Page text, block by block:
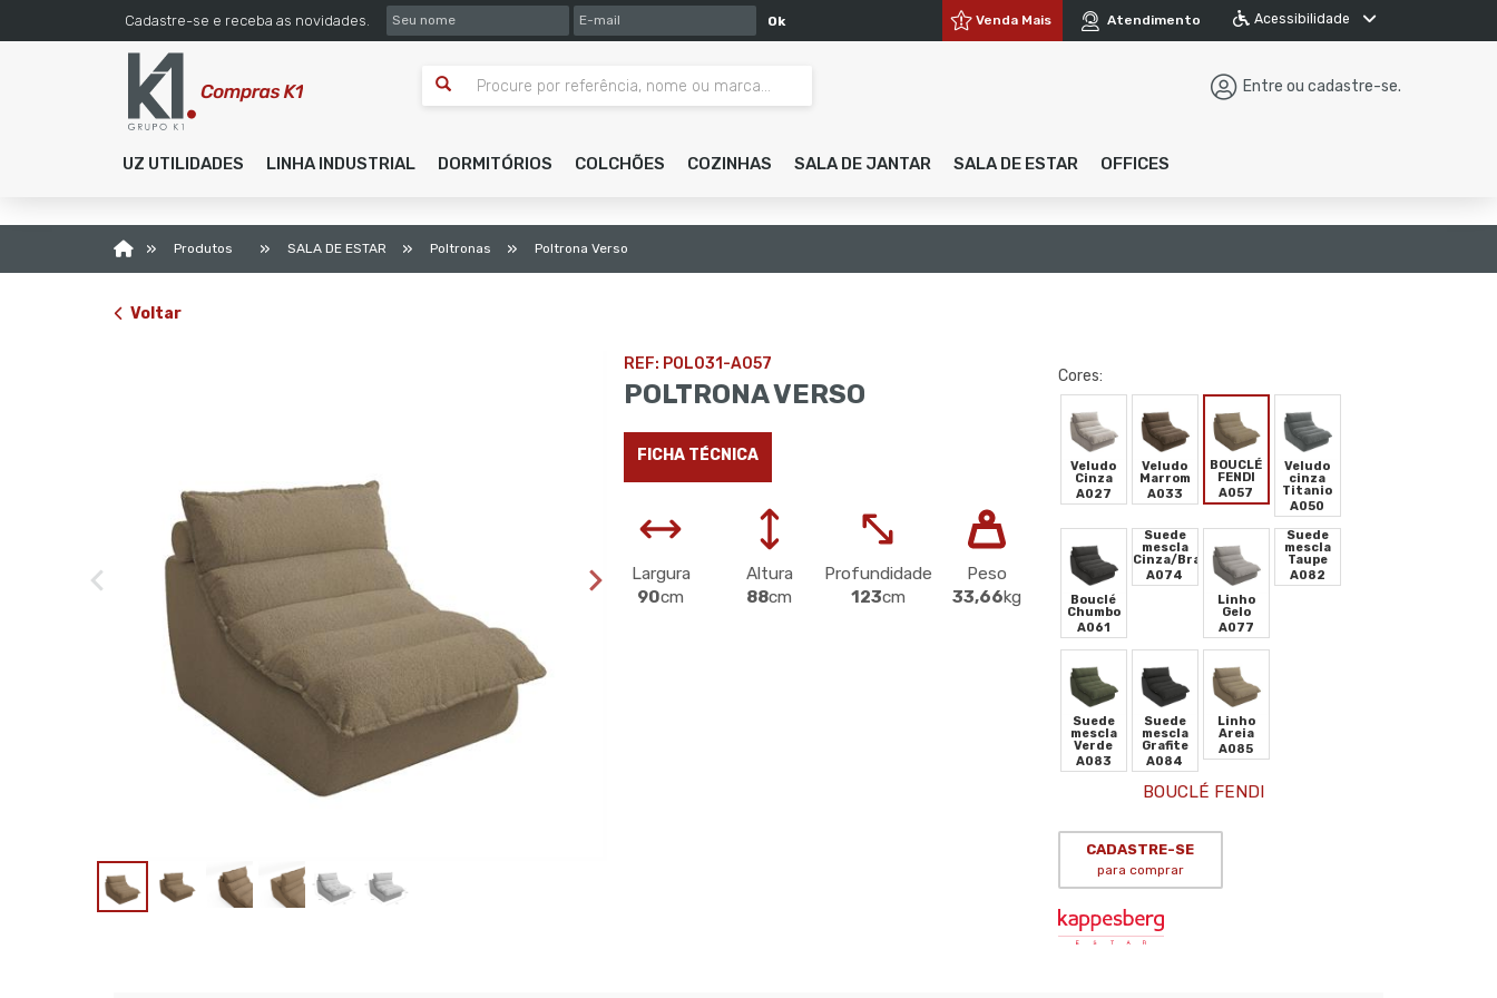
Cadastre-se e receba as novidades. SEU NOME E-MAIL Ok Venda Mais Atendimento Acessibilidade
Entre ou cadastre-se.
UZ UTILIDADES LINHA INDUSTRIAL DORMITÓRIOS COLCHÕES COZINHAS SALA DE JANTAR SALA DE ESTAR OFFICES
» Produtos » SALA DE ESTAR » Poltronas » Poltrona Verso
Voltar
REF: POL031-A057
POLTRONA VERSO
FICHA TÉCNICA
Largura
90cm
Altura
88cm
Profundidade
123cm
Peso
33,66kg
Cores:
Veludo
Cinza
A027
Veludo
Marrom
A033
BOUCLÉ
FENDI
A057
Veludo
cinza
Titanio
A050
Bouclé
Chumbo
A061
Suede
mescla
Cinza/Branco
A074
Linho
Gelo
A077
Suede
mescla
Taupe
A082
Suede
mescla
Verde
A083
Suede
mescla
Grafite
A084
Linho
Areia
A085
BOUCLÉ FENDI
CADASTRE-SE
para comprar